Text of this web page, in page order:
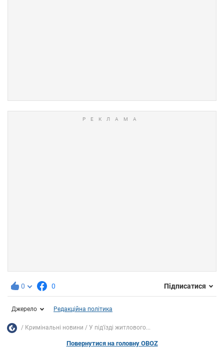
0 0 Підписатися
Джерело Редакційна політика
Кримінальні новини У під'їзді житлового...
Повернутися на головну OBOZ